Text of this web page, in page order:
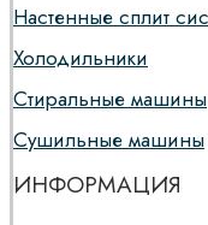
Настенные сплит
Холодильники
Стиральные машины
Сушильные машины
ИНФОРМАЦИЯ